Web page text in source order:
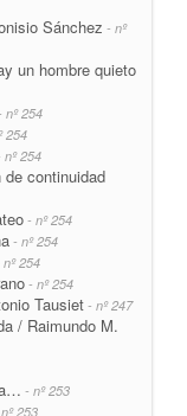
Sánchez - nº
un hombre quieto
nº 254
254
nº 254
continuidad
- nº 254
- nº 254
nº 254
- nº 254
Tausiet - nº 247
/ Raimundo M.
- nº 253
253